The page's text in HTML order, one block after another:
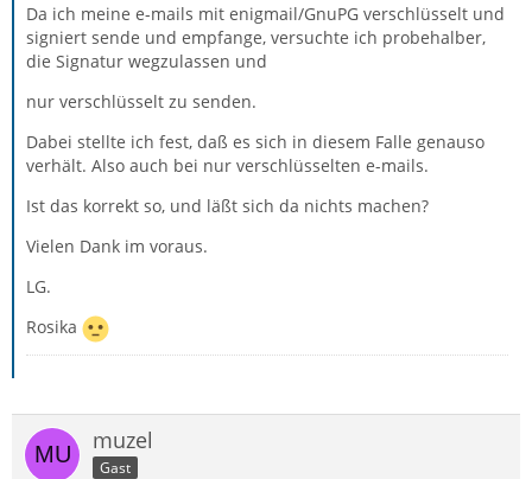
Da ich meine e-mails mit enigmail/GnuPG verschlüsselt und
signiert sende und empfange, versuchte ich probehalber,
die Signatur wegzulassen und
nur verschlüsselt zu senden.
Dabei stellte ich fest, daß es sich in diesem Falle genauso
verhält. Also auch bei nur verschlüsselten e-mails.
Ist das korrekt so, und läßt sich da nichts machen?
Vielen Dank im voraus.
LG.
Rosika
muzel
Gast